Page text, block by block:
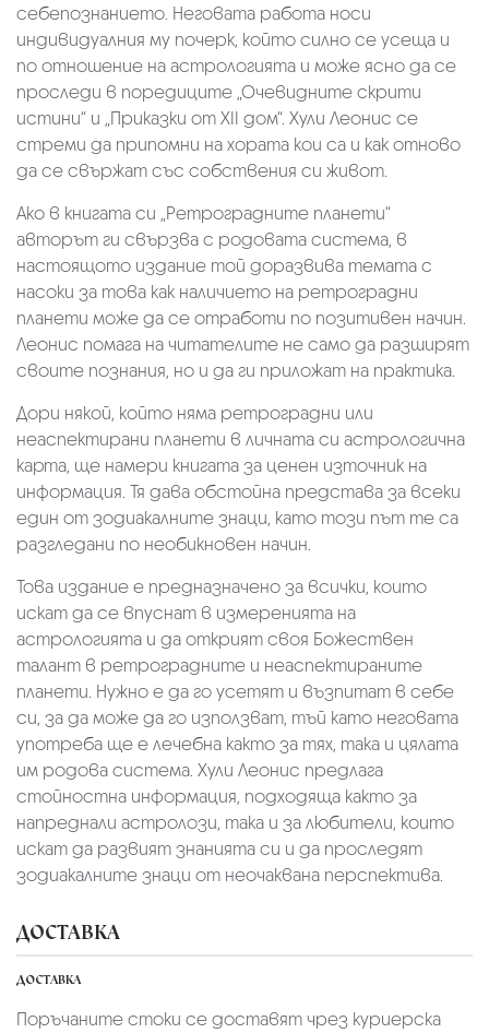
себепознанието. Неговата работа носи
индивидуалния му почерк, който силно се усеща и
по отношение на астрологията и може ясно да се
проследи в поредиците „Очевидните скрити
истини“ и „Приказки от XII дом“. Хули Леонис се
стреми да припомни на хората кои са и как отново
да се свържат със собствения си живот.
Ако в книгата си „Ретроградните планети“
авторът ги свързва с родовата система, в
настоящото издание той доразвива темата с
насоки за това как наличието на ретроградни
планети може да се отработи по позитивен начин.
Леонис помага на читателите не само да разширят
своите познания, но и да ги приложат на практика.
Дори някой, който няма ретроградни или
неаспектирани планети в личната си астрологична
карта, ще намери книгата за ценен източник на
информация. Тя дава обстойна представа за всеки
един от зодиакалните знаци, като този път те са
разгледани по необикновен начин.
Това издание е предназначено за всички, които
искат да се впуснат в измеренията на
астрологията и да открият своя Божествен
талант в ретроградните и неаспектираните
планети. Нужно е да го усетят и възпитат в себе
си, за да може да го използват, тъй като неговата
употреба ще е лечебна както за тях, така и цялата
им родова система. Хули Леонис предлага
стойностна информация, подходяща както за
напреднали астролози, така и за любители, които
искат да развият знанията си и да проследят
зодиакалните знаци от неочаквана перспектива.
ДОСТАВКА
ДОСТАВКА
Поръчаните стоки се доставят чрез куриерскa